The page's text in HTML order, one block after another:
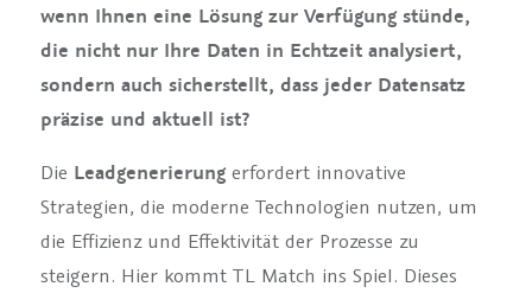
wenn Ihnen eine Lösung zur Verfügung stünde,
die nicht nur Ihre Daten in Echtzeit analysiert,
sondern auch sicherstellt, dass jeder Datensatz
präzise und aktuell ist?
Die Leadgenerierungerfordert innovative
Strategien, die moderne Technologien nutzen, um
die Effizienz und Effektivität der Prozesse zu
steigern. Hier kommt TL Match ins Spiel. Dieses